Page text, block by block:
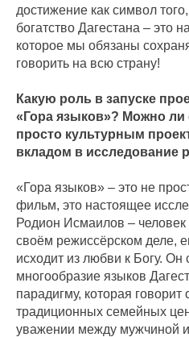
достижение как символ
богатство Дагестана – это
которое мы обязаны
говорить на всю страну!
Какую роль в запуске
«Гора языков»? Можно ли
просто культурным
вкладом в исследование
«Гора языков» – это не
фильм, это настоящее
Родион Исмаилов –
своём режиссёрском деле,
исходит из любви к Богу. Он
многообразие языков
парадигму, которая говорит
традиционных семейных
уважении между мужчиной